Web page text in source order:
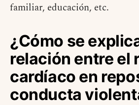
familiar, educación, etc.
¿Cómo se
relación entre el
cardíaco en
conducta